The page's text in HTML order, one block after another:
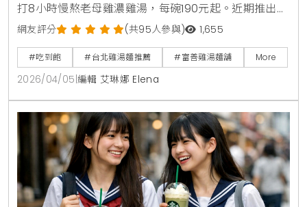
打8小時慢熬老母雞濃雞湯，每碗190元起。近期推出期
間限定爆濃香菜雞湯麵，並提供豆花、霜淇淋及飲料無
限吃到飽，是個人用餐的平價療癒首選。
網友評分 (共95人參與) 1,655
#吃到飽 #台北雞湯麵推薦 #富善雞湯麵舖 More
2026/04/05 編輯 艾琳娜 Elena